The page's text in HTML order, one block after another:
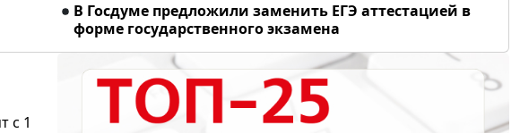
В Госдуме предложили заменить ЕГЭ аттестацией в
форме государственного экзамена
с 1